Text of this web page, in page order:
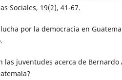
Sociales, 19(2), 41-67.
por la democracia en
las juventudes acerca de Bernardo